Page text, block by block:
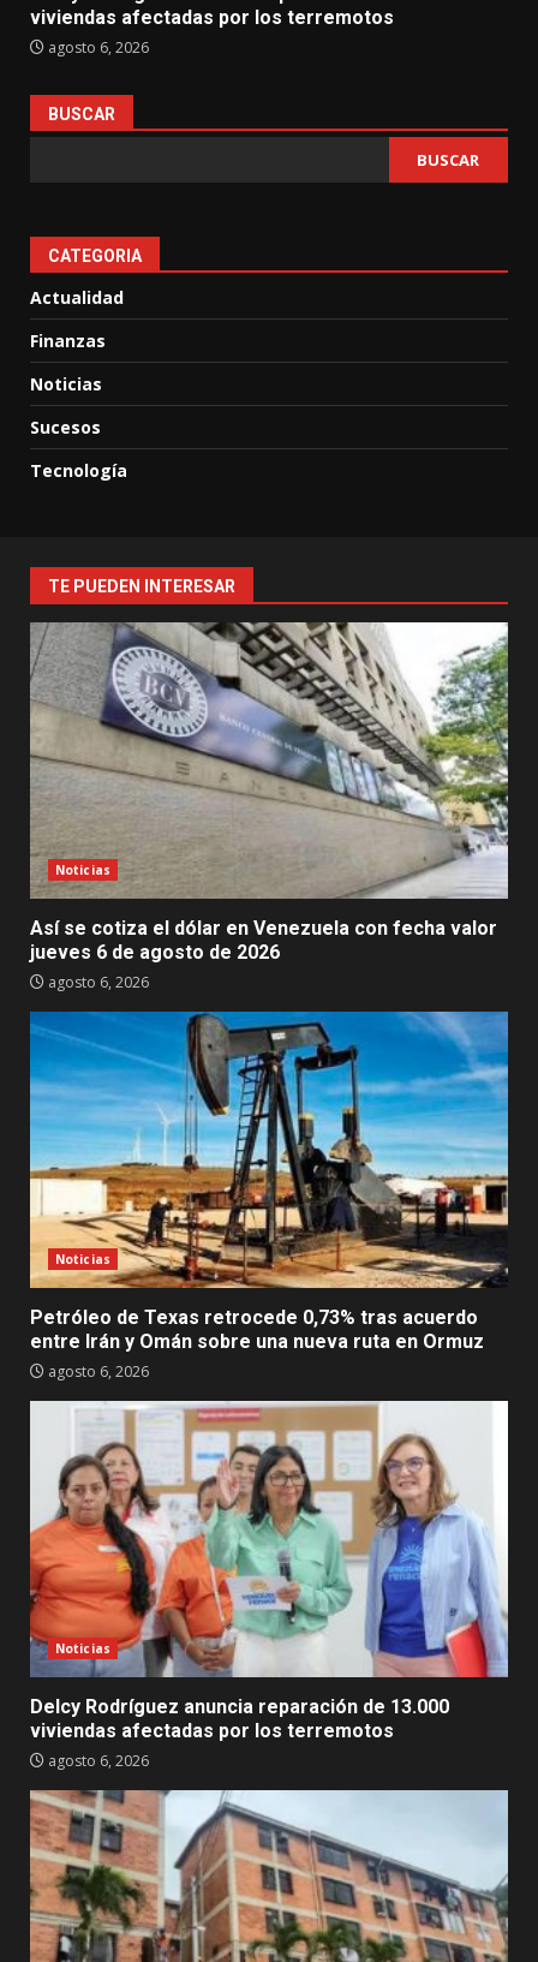
viviendas afectadas por los terremotos
agosto 6, 2026
BUSCAR
BUSCAR
CATEGORIA
Actualidad
Finanzas
Noticias
Sucesos
Tecnología
TE PUEDEN INTERESAR
Noticias
Así se cotiza el dólar en Venezuela con fecha valor
jueves 6 de agosto de 2026
agosto 6, 2026
Noticias
Petróleo de Texas retrocede 0,73% tras acuerdo
entre Irán y Omán sobre una nueva ruta en Ormuz
agosto 6, 2026
Noticias
Delcy Rodríguez anuncia reparación de 13.000
viviendas afectadas por los terremotos
agosto 6, 2026